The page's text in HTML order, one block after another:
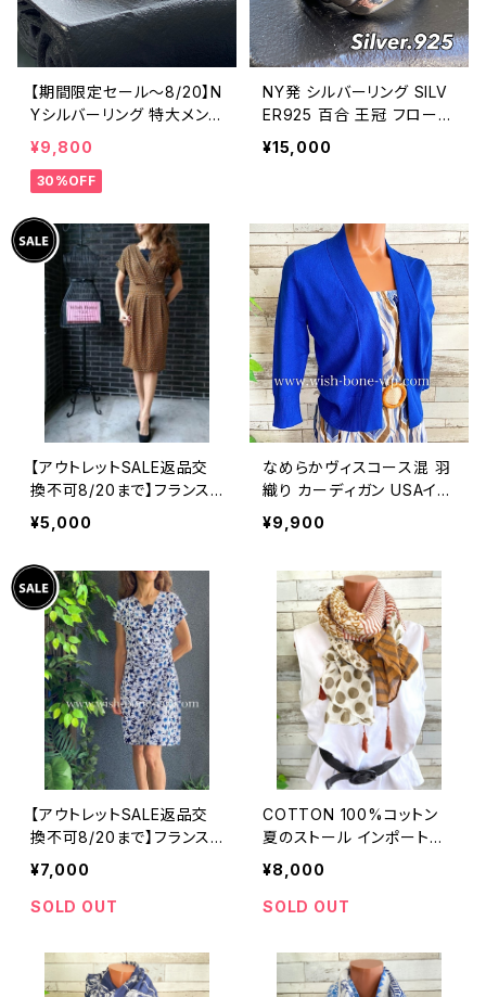
【期間限定セール～8/20】N
Yシルバーリング 特大メン
ズリング SILVER925 フェザ
ーリング ナバホ族 インディ
アンジュエリー 太め 指輪
¥9,800
30%OFF
NY発 シルバーリング SILV
ER925 百合 王冠 フローラ
ルリング ブラックストーン
指輪
¥15,000
【アウトレットSALE返品交
換不可8/20まで】フランス
製インポートワンピース｜L
ONNKEL PARIS クラシカ
ツ ワンピース/ブラウン系
¥5,000
なめらかヴィスコース混 羽
織り カーディガン USAイン
ポート/ブルー
¥9,900
【アウトレットSALE返品交
換不可8/20まで】フランス
製インポートワンピース｜カ
シュクールワンピース/立体
ワッフル・ホワイト＆ブルーフ
¥7,000
SOLD OUT
COTTON 100%コットン
夏のストール インポート大
判・ロングストール・通気
性・肌触り良いスカーフ/ブ
ラウン系ドット＆ボーダー
¥8,000
SOLD OUT